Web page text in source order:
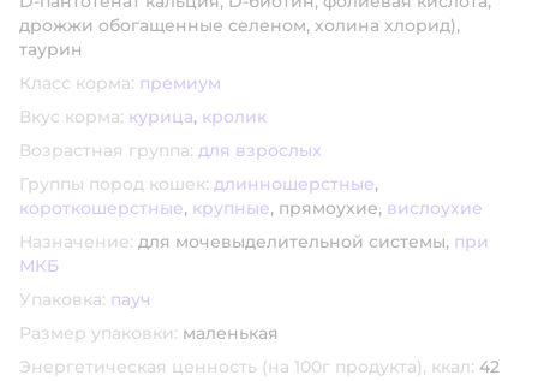
дрожжи обогащенные селеном, холина хлорид),
таурин
Класс корма: премиум
Вкус корма: курица, кролик
Возрастная группа: для взрослых
Группы пород кошек: длинношерстные,
короткошерстные, крупные, прямоухие, вислоухие
Назначение: для мочевыделительной системы, при
МКБ
Упаковка: пауч
Размер упаковки: маленькая
Энергетическая ценность (на 100г продукта), ккал: 42